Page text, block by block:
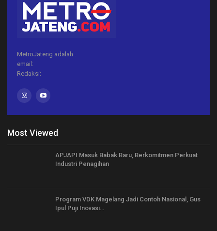
MetroJateng adalah..
email:
Redaksi:
Most Viewed
APJAPI Masuk Babak Baru, Berkomitmen Perkuat
Industri Penagihan
Program VDK Magelang Jadi Contoh Nasional, Gus
Ipul Puji Inovasi…